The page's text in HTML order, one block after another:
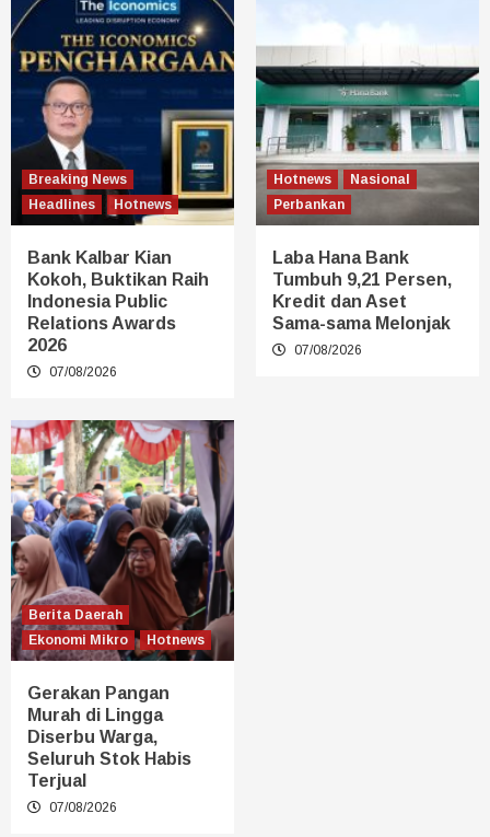
Breaking News
Headlines
Hotnews
Bank Kalbar Kian
Kokoh, Buktikan Raih
Indonesia Public
Relations Awards
2026
07/08/2026
Hotnews
Nasional
Perbankan
Laba Hana Bank
Tumbuh 9,21 Persen,
Kredit dan Aset
Sama-sama Melonjak
07/08/2026
Berita Daerah
Ekonomi Mikro
Hotnews
Gerakan Pangan
Murah di Lingga
Diserbu Warga,
Seluruh Stok Habis
Terjual
07/08/2026